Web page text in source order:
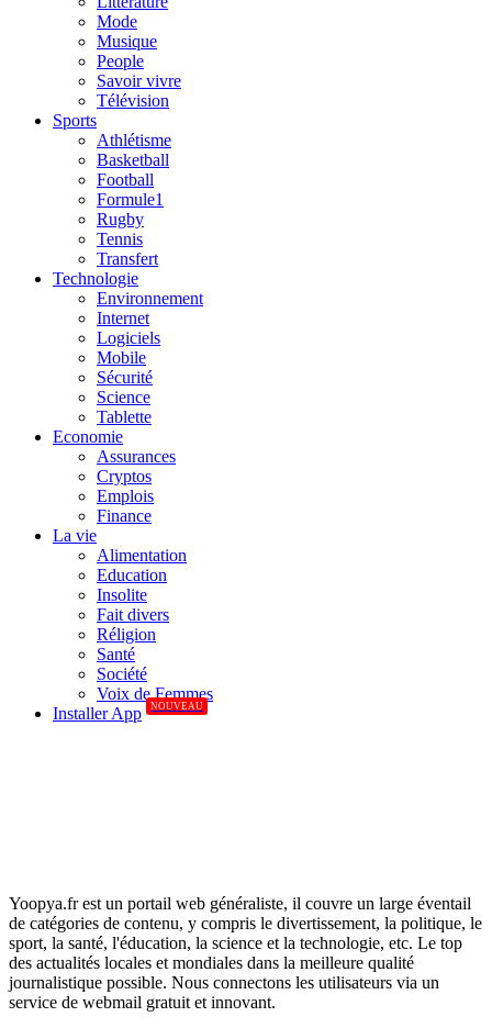
Mode
Musique
People
Savoir vivre
Télévision
Sports
Athlétisme
Basketball
Football
Formule1
Rugby
Tennis
Transfert
Technologie
Environnement
Internet
Logiciels
Mobile
Sécurité
Science
Tablette
Economie
Assurances
Cryptos
Emplois
Finance
La vie
Alimentation
Education
Insolite
Fait divers
Réligion
Santé
Société
Voix de Femmes
Installer App
NOUVEAU
Yoopya.fr est un portail web généraliste, il couvre un large éventail
de catégories de contenu, y compris le divertissement, la politique, le
sport, la santé, l'éducation, la science et la technologie, etc. Le top
des actualités locales et mondiales dans la meilleure qualité
journalistique possible. Nous connectons les utilisateurs via un
service de webmail gratuit et innovant.